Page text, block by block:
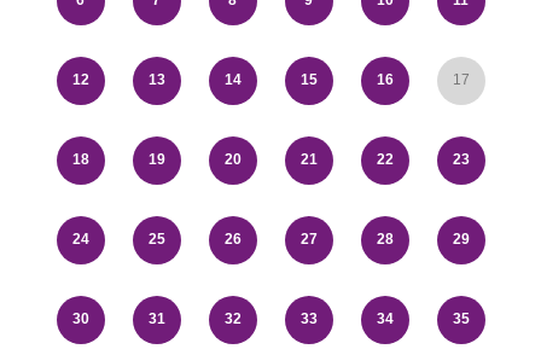
12 13 14 15 16 17
18 19 20 21 22 23
24 25 26 27 28 29
30 31 32 33 34 35